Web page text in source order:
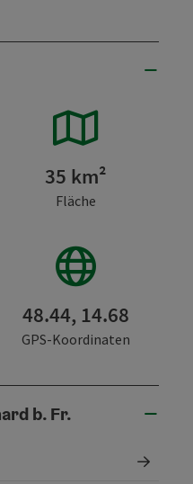
35 km²
Fläche
48.44, 14.68
GPS-Koordinaten
b. Fr.